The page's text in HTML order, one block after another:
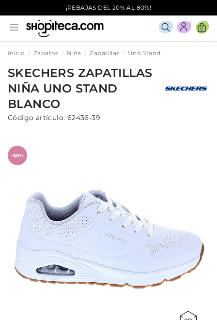
¡REBAJAS DEL 20% AL 80%!
0
Inicio Zapatos Niña Zapatillas Uno Stand
SKECHERS ZAPATILLAS
NIÑA UNO STAND
BLANCO
Código artículo: 62436-39
-50%